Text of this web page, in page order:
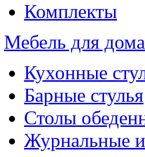
Комплекты
Мебель для дома
Кухонные
Барные стулья
Столы
Журнальные